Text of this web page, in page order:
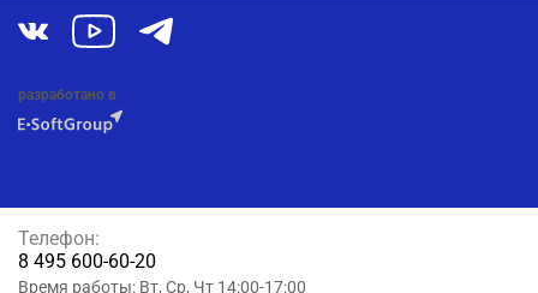
разработано в
Телефон:
8 495 600-60-20
Время работы: Вт, Ср, Чт 14:00-17:00